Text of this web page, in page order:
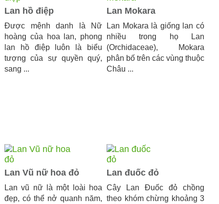
Lan hồ điệp
Được mệnh danh là Nữ
hoàng của hoa lan, phong
lan hồ điệp luôn là biểu
tượng của sự quyền quý,
sang ...
Lan Mokara
Lan Mokara là giống lan có
nhiều trong họ Lan
(Orchidaceae), Mokara
phân bố trên các vùng thuộc
Châu ...
Lan Vũ nữ hoa đỏ
Lan vũ nữ là một loài hoa
đẹp, có thể nở quanh năm,
Lan đuốc đỏ
Cây Lan Đuốc đỏ chồng
theo khóm chừng khoảng 3